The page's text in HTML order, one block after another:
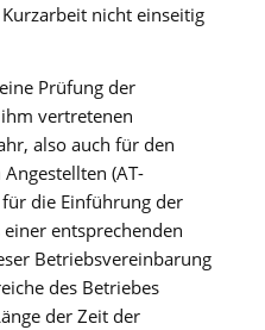
nicht einseitig
Prüfung der
vertretenen
also auch für den
(AT-
die Einführung der
entsprechenden
Betriebsvereinbarung
des Betriebes
der Zeit der